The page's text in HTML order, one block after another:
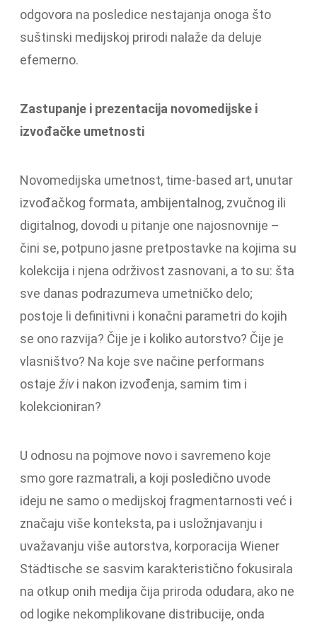
odgovora na posledice nestajanja onoga što
suštinski medijskoj prirodi nalaže da deluje
efemerno.
Zastupanje i prezentacija novomedijske i
izvođačke umetnosti
Novomedijska umetnost, time-based art, unutar
izvođačkog formata, ambijentalnog, zvučnog ili
digitalnog, dovodi u pitanje one najosnovnije –
čini se, potpuno jasne pretpostavke na kojima su
kolekcija i njena održivost zasnovani, a to su: šta
sve danas podrazumeva umetničko delo;
postoje li definitivni i konačni parametri do kojih
se ono razvija? Čije je i koliko autorstvo? Čije je
vlasništvo? Na koje sve načine performans
ostaje živi nakon izvođenja, samim tim i
kolekcioniran?
U odnosu na pojmove novo i savremeno koje
smo gore razmatrali, a koji posledično uvode
ideju ne samo o medijskoj fragmentarnosti već i
značaju više konteksta, pa i usložnjavanju i
uvažavanju više autorstva, korporacija Wiener
Städtische se sasvim karakteristično fokusirala
na otkup onih medija čija priroda odudara, ako ne
od logike nekomplikovane distribucije, onda